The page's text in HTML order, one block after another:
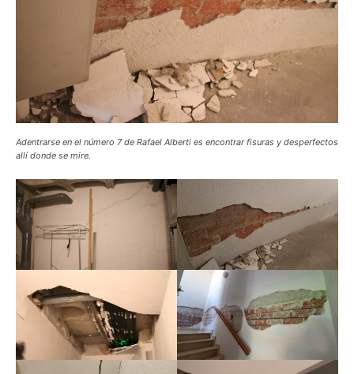
Adentrarse en el número 7 de Rafael Alberti es encontrar fisuras y desperfectos
allí donde se mire.